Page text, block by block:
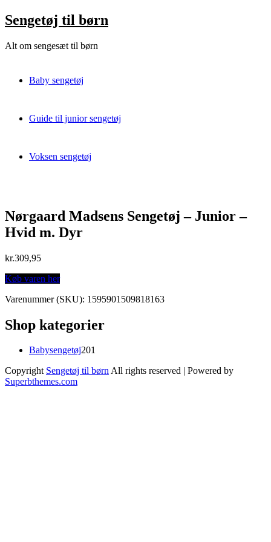
Skip
to
Sengetøj til børn
Alt om sengesæt til børn
Baby sengetøj
Guide til junior sengetøj
Voksen sengetøj
Nørgaard Madsens Sengetøj – Junior –
Hvid m. Dyr
kr.309,95
Køb varen her
Varenummer (SKU): 1595901509818163
Shop kategorier
Babysengetøj201
Copyright Sengetøj til børnAll rights reserved | Powered by
Superbthemes.com